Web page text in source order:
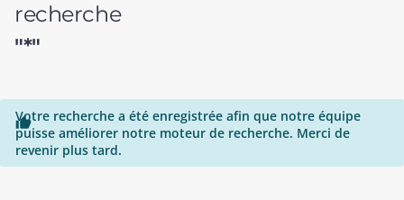
recherche
"*"

Votre recherche a été enregistrée afin que notre équipe
puisse améliorer notre moteur de recherche. Merci de
revenir plus tard.